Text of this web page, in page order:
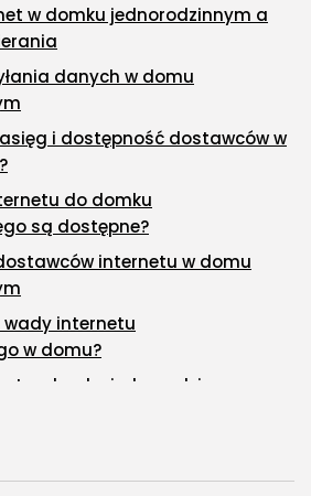
w domku jednorodzinnym a
danych w domu
i dostępność dostawców w
do domku
są dostępne?
internetu w domu
wady internetu
w domu?
w domku jednorodzinnym a
światłowodowego w